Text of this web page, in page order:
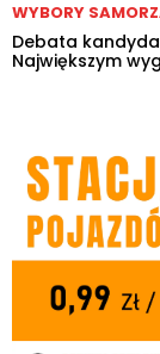
WYBORY
Debata
Największym